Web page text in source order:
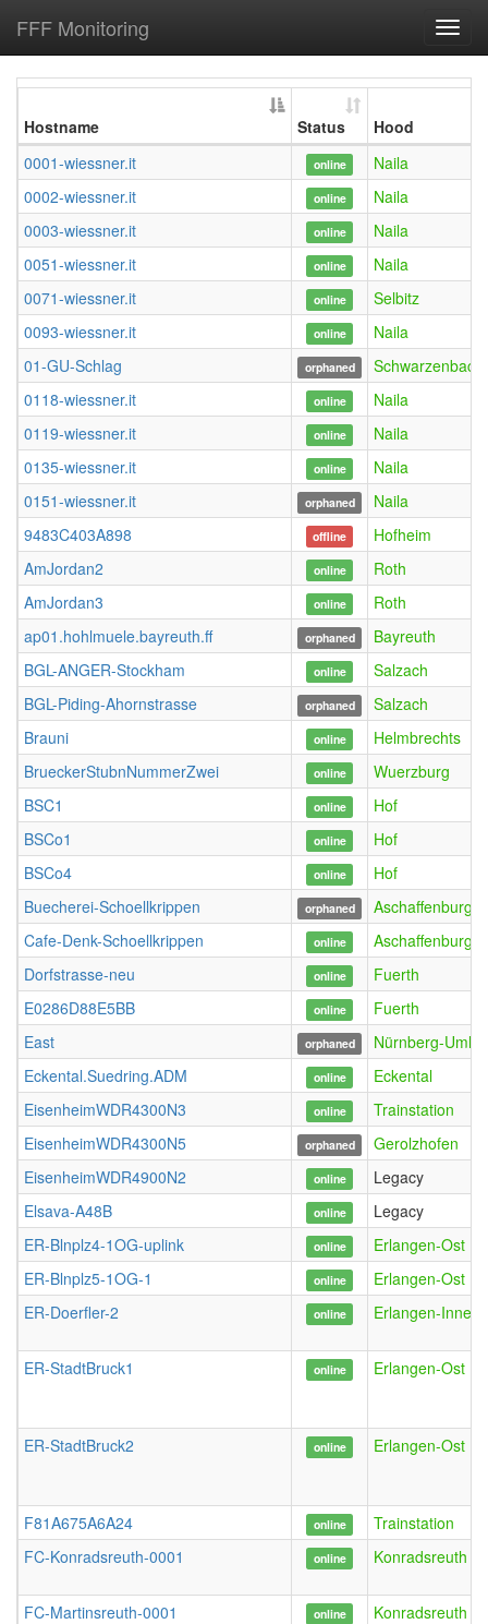
FFF Monitoring
Hostname Status
Hood
0001-wiessner.it
online
Naila
0002-wiessner.it
online
Naila
0003-wiessner.it
online
Naila
0051-wiessner.it
online
Naila
0071-wiessner.it
online
Selbitz
0093-wiessner.it
online
Naila
01-GU-Schlag
orphaned
0118-wiessner.it
online
Naila
0119-wiessner.it
online
Naila
0135-wiessner.it
online
Naila
0151-wiessner.it
orphaned
Naila
9483C403A898
offline
Hofheim
AmJordan2
online
Roth
AmJordan3
online
Roth
ap01.hohlmuele.bayreuth.ff
orphaned
Bayreuth
BGL-ANGER-Stockham
online
Salzach
BGL-Piding-Ahornstrasse
orphaned
Salzach
Brauni
online
Helmbrechts
BrueckerStubnNummerZwei
online
Wuerzburg
BSC1
online
Hof
BSCo1
online
Hof
BSCo4
online
Hof
Buecherei-Schoellkrippen
orphaned
Aschaffenburg
Cafe-Denk-Schoellkrippen
online
Aschaffenburg
Dorfstrasse-neu
online
Fuerth
E0286D88E5BB
online
Fuerth
East
orphaned
Nürnberg-
Eckental.Suedring.ADM
online
Eckental
EisenheimWDR4300N3
online
Trainstation
EisenheimWDR4300N5
orphaned
Gerolzhofen
EisenheimWDR4900N2
online
Legacy
Elsava-A48B
online
Legacy
ER-Blnplz4-1OG-uplink
online
Erlangen-Ost
ER-Blnplz5-1OG-1
online
Erlangen-Ost
ER-Doerfler-2
online Erlangen-
ER-StadtBruck1 online Erlangen-Ost
ER-StadtBruck2 online Erlangen-Ost
F81A675A6A24 online
Trainstation
FC-Konradsreuth-0001
online Konradsreuth
FC-Martinsreuth-0001 online Konradsreuth